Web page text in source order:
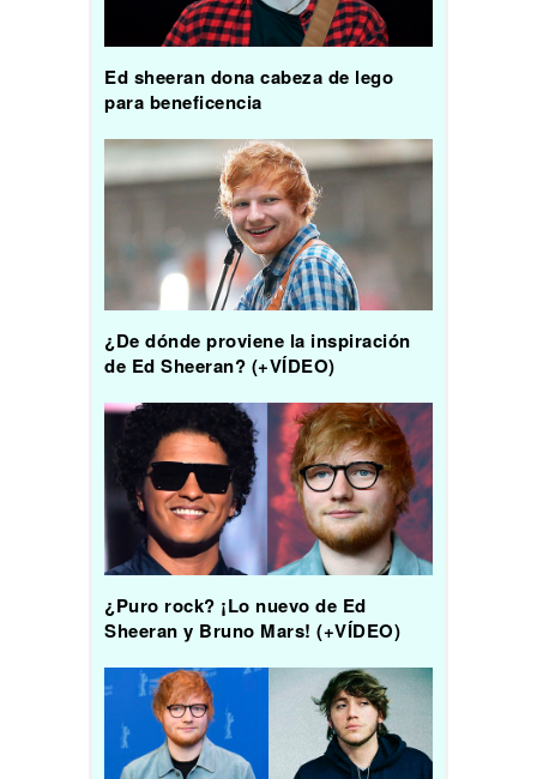
Ed sheeran dona cabeza de lego
para beneficencia
¿De dónde proviene la inspiración
de Ed Sheeran? (+VÍDEO)
¿Puro rock? ¡Lo nuevo de Ed
Sheeran y Bruno Mars! (+VÍDEO)